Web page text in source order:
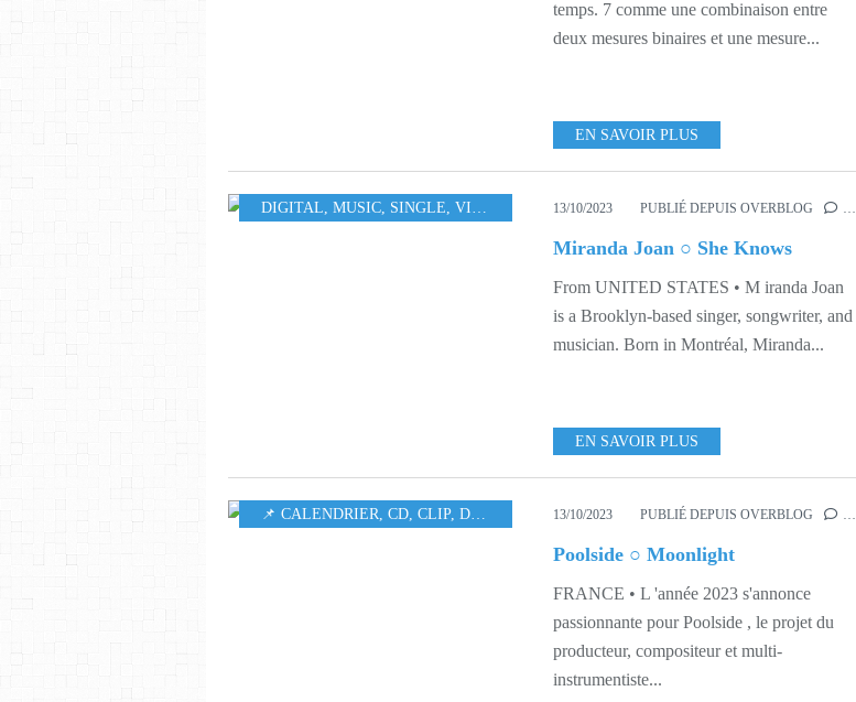
temps. 7 comme une combinaison entre
deux mesures binaires et une mesure...
EN SAVOIR PLUS
DIGITAL, MUSIC, SINGLE, VIDEO WORLD,341,MORA MAY AGENCY
13/10/2023 PUBLIÉ DEPUIS OVERBLOG …
Miranda Joan ○ She Knows
From UNITED STATES • M iranda Joan
is a Brooklyn-based singer, songwriter, and
musician. Born in Montréal, Miranda...
EN SAVOIR PLUS
📌 CALENDRIER, CD, CLIP, DIGITAL MUSIQUE,341 ,342,LA MISSION
13/10/2023 PUBLIÉ DEPUIS OVERBLOG …
Poolside ○ Moonlight
FRANCE • L 'année 2023 s'annonce
passionnante pour Poolside , le projet du
producteur, compositeur et multi-
instrumentiste...